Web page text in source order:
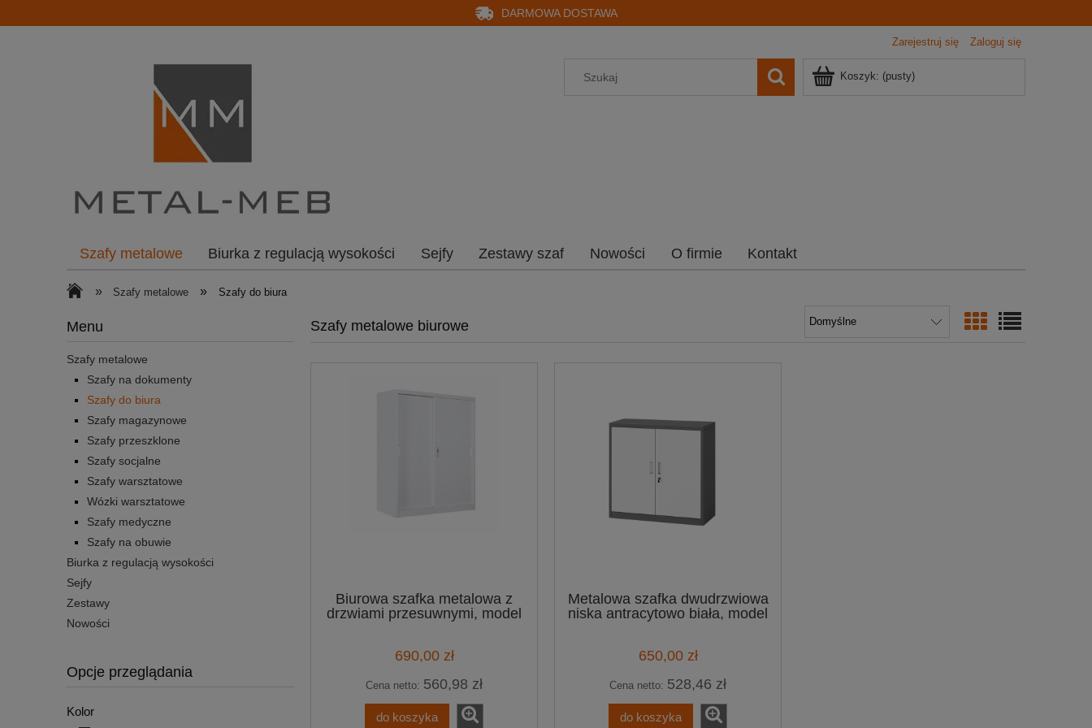
DARMOWA DOSTAWA
Zarejestruj się Zaloguj się
Koszyk: (pusty)
Szafy metalowe Biurka z regulacją wysokości Sejfy Zestawy szaf Nowości O firmie Kontakt
» Szafy metalowe » Szafy do biura
Menu
Szafy metalowe
Szafy na dokumenty
Szafy do biura
Szafy magazynowe
Szafy przeszklone
Szafy socjalne
Szafy warsztatowe
Wózki warsztatowe
Szafy medyczne
Szafy na obuwie
Biurka z regulacją wysokości
Sejfy
Zestawy
Nowości
Opcje przeglądania
Kolor
Szafy metalowe biurowe
Biurowa szafka metalowa z
drzwiami przesuwnymi, model
690,00 zł
Cena netto: 560,98 zł
do koszyka
Metalowa szafka dwudrzwiowa
niska antracytowo biała, model
650,00 zł
Cena netto: 528,46 zł
do koszyka